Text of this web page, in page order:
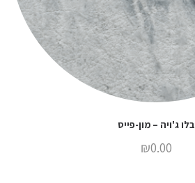
בלו ג'ויה – מון-פייס
₪0.00